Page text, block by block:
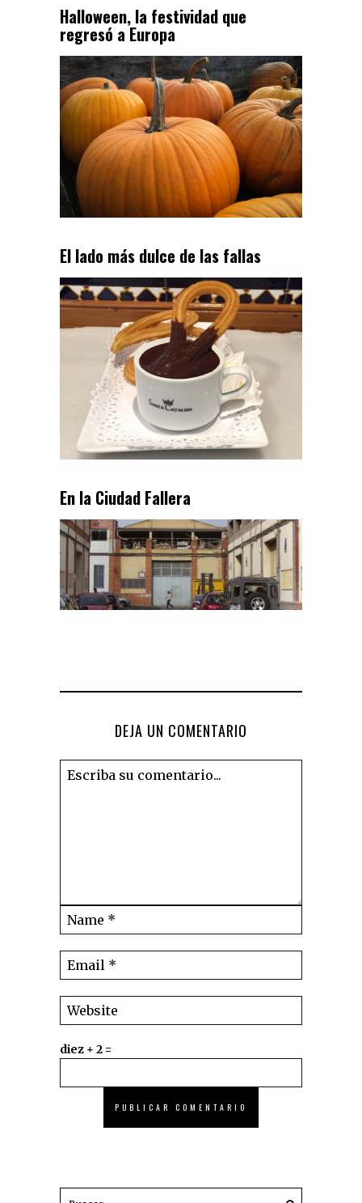
Halloween, la festividad que
regresó a Europa
El lado más dulce de las fallas
En la Ciudad Fallera
DEJA UN COMENTARIO
diez + 2 =